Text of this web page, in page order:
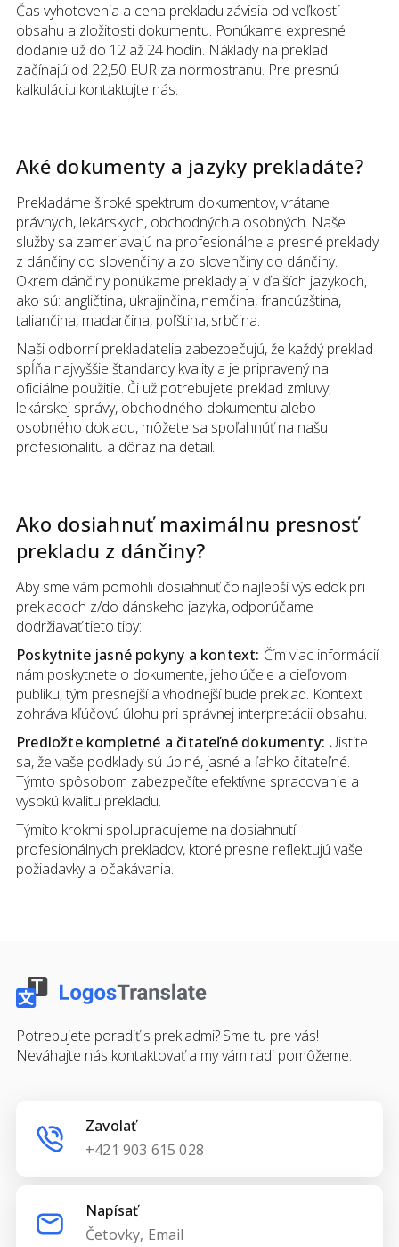
Čas vyhotovenia a cena prekladu závisia od veľkostí
obsahu a zložitosti dokumentu. Ponúkame expresné
dodanie už do 12 až 24 hodín. Náklady na preklad
začínajú od 22,50 EUR za normostranu. Pre presnú
kalkuláciu kontaktujte nás.
Aké dokumenty a jazyky prekladáte?
Prekladáme široké spektrum dokumentov, vrátane
právnych, lekárskych, obchodných a osobných. Naše
služby sa zameriavajú na profesionálne a presné preklady
z dánčiny do slovenčiny a zo slovenčiny do dánčiny.
Okrem dánčiny ponúkame preklady aj v ďalších jazykoch,
ako sú: angličtina, ukrajinčina, nemčina, francúzština,
taliančina, maďarčina, poľština, srbčina.
Naši odborní prekladatelia zabezpečujú, že každý preklad
spĺňa najvyššie štandardy kvality a je pripravený na
oficiálne použitie. Či už potrebujete preklad zmluvy,
lekárskej správy, obchodného dokumentu alebo
osobného dokladu, môžete sa spoľahnúť na našu
profesionalitu a dôraz na detail.
Ako dosiahnuť maximálnu presnosť
prekladu z dánčiny?
Aby sme vám pomohli dosiahnuť čo najlepší výsledok pri
prekladoch z/do dánskeho jazyka, odporúčame
dodržiavať tieto tipy:
Poskytnite jasné pokyny a kontext: Čím viac informácií
nám poskytnete o dokumente, jeho účele a cieľovom
publiku, tým presnejší a vhodnejší bude preklad. Kontext
zohráva kľúčovú úlohu pri správnej interpretácii obsahu.
Predložte kompletné a čitateľné dokumenty: Uistite
sa, že vaše podklady sú úplné, jasné a ľahko čitateľné.
Týmto spôsobom zabezpečíte efektívne spracovanie a
vysokú kvalitu prekladu.
Týmito krokmi spolupracujeme na dosiahnutí
profesionálnych prekladov, ktoré presne reflektujú vaše
požiadavky a očakávania.
Potrebujete poradiť s prekladmi? Sme tu pre vás!
Neváhajte nás kontaktovať a my vám radi pomôžeme.
Zavolať
+421 903 615 028
Napísať
Četovky, Email